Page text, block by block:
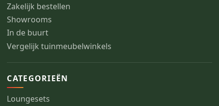
Zakelijk bestellen
Showrooms
In de buurt
Vergelijk tuinmeubelwinkels
CATEGORIEËN
Loungesets